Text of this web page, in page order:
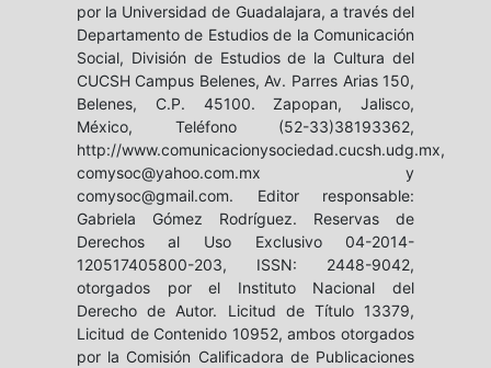
por la Universidad de Guadalajara, a través del
Departamento de Estudios de la Comunicación
Social, División de Estudios de la Cultura del
CUCSH Campus Belenes, Av. Parres Arias 150,
Belenes, C.P. 45100. Zapopan, Jalisco,
México, Teléfono (52-33)38193362,
http://www.comunicacionysociedad.cucsh.udg.mx,
comysoc@yahoo.com.mx y
comysoc@gmail.com. Editor responsable:
Gabriela Gómez Rodríguez. Reservas de
Derechos al Uso Exclusivo 04-2014-
120517405800-203, ISSN: 2448-9042,
otorgados por el Instituto Nacional del
Derecho de Autor. Licitud de Título 13379,
Licitud de Contenido 10952, ambos otorgados
por la Comisión Calificadora de Publicaciones